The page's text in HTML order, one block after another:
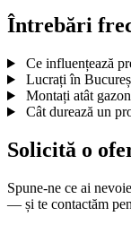
Întrebări
Ce influențează
Lucrați în
Montați atât
Cât durează un
Solicită o
Spune-ne ce ai
— și te contactăm